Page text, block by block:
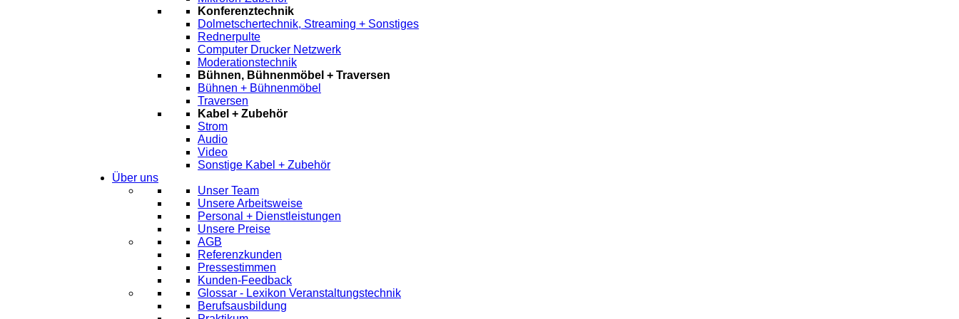
Konferenztechnik
Dolmetschertechnik, Streaming + Sonstiges
Rednerpulte
Computer Drucker Netzwerk
Moderationstechnik
Bühnen, Bühnenmöbel + Traversen
Bühnen + Bühnenmöbel
Traversen
Kabel + Zubehör
Strom
Audio
Video
Sonstige Kabel + Zubehör
Über uns
Unser Team
Unsere Arbeitsweise
Personal + Dienstleistungen
Unsere Preise
AGB
Referenzkunden
Pressestimmen
Kunden-Feedback
Glossar - Lexikon Veranstaltungstechnik
Berufsausbildung